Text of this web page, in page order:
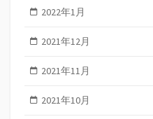
2022年1月
2021年12月
2021年11月
2021年10月